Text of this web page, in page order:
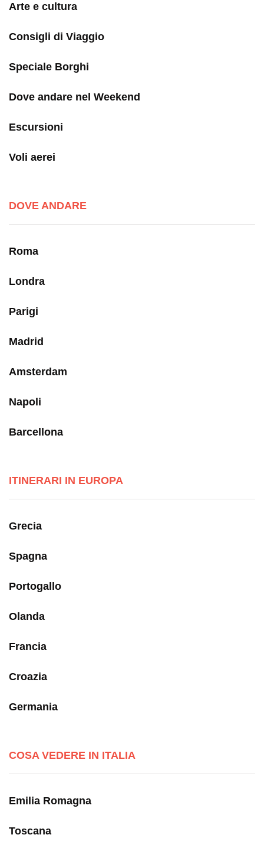
Arte e cultura
Consigli di Viaggio
Speciale Borghi
Dove andare nel Weekend
Escursioni
Voli aerei
DOVE ANDARE
Roma
Londra
Parigi
Madrid
Amsterdam
Napoli
Barcellona
ITINERARI IN EUROPA
Grecia
Spagna
Portogallo
Olanda
Francia
Croazia
Germania
COSA VEDERE IN ITALIA
Emilia Romagna
Toscana